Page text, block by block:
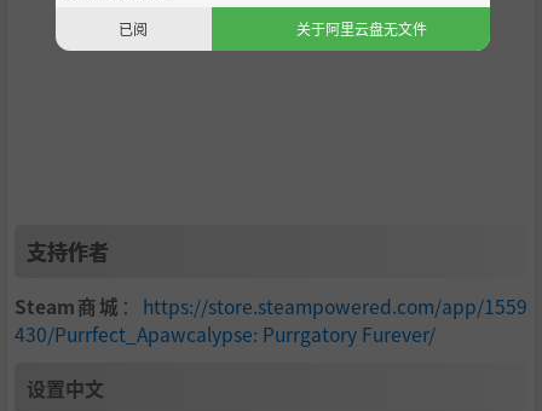
支持作者
Steam商城 ： https://store.steampowered.com/app/1559
430/Purrfect_Apawcalypse: Purrgatory Furever/
设置中文
已阅
关于阿里云盘无文件